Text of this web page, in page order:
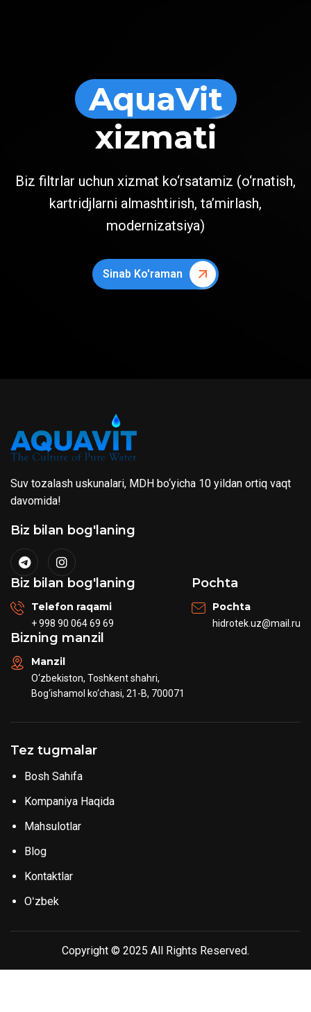
AquaVit
xizmati
Biz filtrlar uchun xizmat ko‘rsatamiz (o‘rnatish,
kartridjlarni almashtirish, ta’mirlash,
modernizatsiya)
Sinab Ko'raman
Suv tozalash uskunalari, MDH bo‘yicha 10 yildan ortiq vaqt
davomida!
Biz bilan bog'laning
Biz bilan bog'laning
Telefon raqami
+ 998 90 064 69 69
Pochta
Pochta
hidrotek.uz@mail.ru
Bizning manzil
Manzil
O‘zbekiston, Toshkent shahri,
Bog‘ishamol ko‘chasi, 21-B, 700071
Tez tugmalar
Bosh Sahifa
Kompaniya Haqida
Mahsulotlar
Blog
Kontaktlar
Oʻzbek
Copyright © 2025 All Rights Reserved.